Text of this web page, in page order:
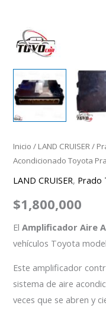
Inicio / LAND CRUISER/
Acondicionado Toyota
LAND CRUISER, Prado
$1,800,000
ElAmplificador Aire
vehículos Toyota
Este amplificador
sistema de aire
veces que se abren y